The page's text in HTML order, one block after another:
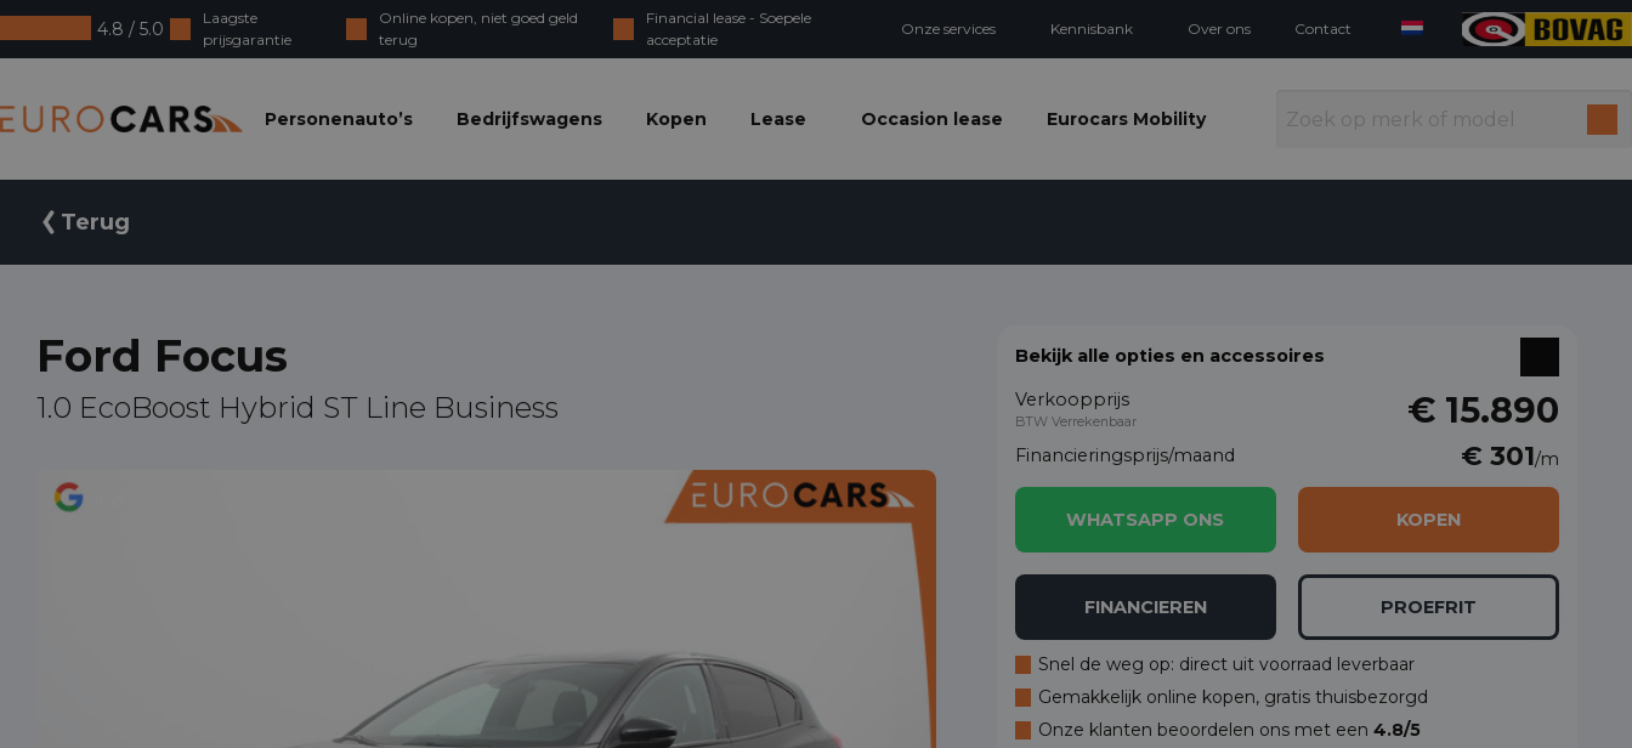
4.8 / 5.0
Laagste
prijsgarantie
Online kopen, niet goed geld
terug
Financial lease - Soepele
acceptatie
Onze services Kennisbank Over ons Contact
Personenauto’s
Bedrijfswagens Kopen Lease Occasion lease Eurocars Mobility
Terug
Ford Focus
1.0 EcoBoost Hybrid ST Line Business
Bekijk alle opties en accessoires
Verkoopprijs
BTW Verrekenbaar € 15.890
Financieringsprijs/maand € 301/m
WHATSAPP ONS KOPEN
FINANCIEREN PROEFRIT
Snel de weg op: direct uit voorraad leverbaar
Gemakkelijk online kopen, gratis thuisbezorgd
Onze klanten beoordelen ons met een 4.8/5